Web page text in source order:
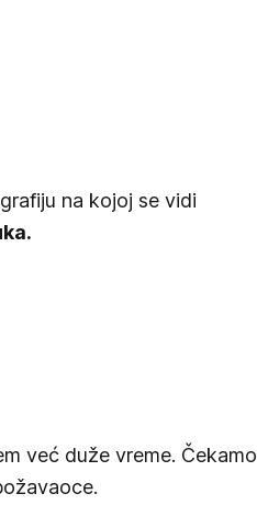
na kojoj se vidi
već duže vreme. Čekamo